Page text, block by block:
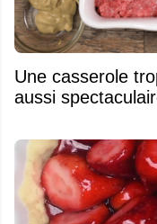
Une casserole
aussi